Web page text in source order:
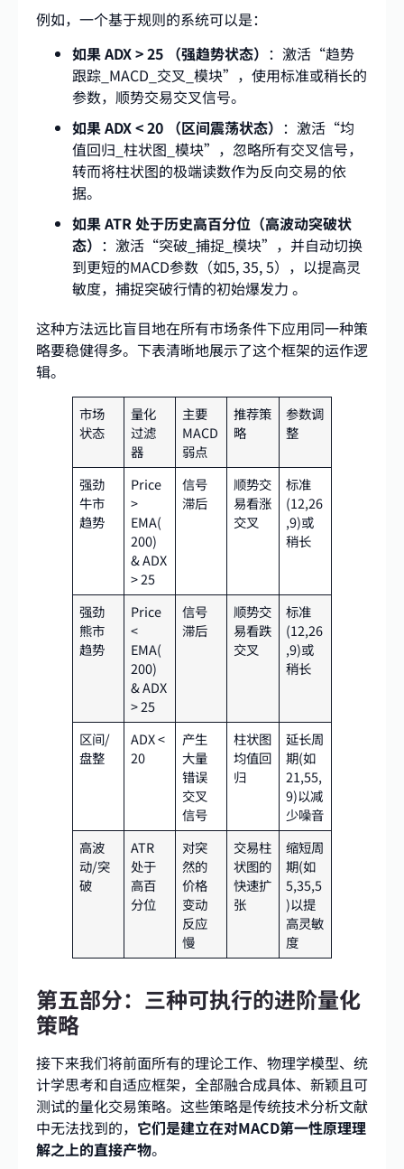
例如，一个基于规则的系统可以是：
如果 ADX > 25 （强趋势状态） ：激活“趋势
跟踪_MACD_交叉_模块”，使用标准或稍长的
参数，顺势交易交叉信号。
如果 ADX < 20 （区间震荡状态） ：激活“均
值回归_柱状图_模块”，忽略所有交叉信号，
转而将柱状图的极端读数作为反向交易的依
据。
如果 ATR 处于历史高百分位（高波动突破状
态） ：激活“突破_捕捉_模块”，并自动切换
到更短的MACD参数（如5, 35, 5），以提高灵
敏度，捕捉突破行情的初始爆发力 。
这种方法远比盲目地在所有市场条件下应用同一种策
略要稳健得多。下表清晰地展示了这个框架的运作逻
辑。
市场
状态
量化
过滤
器
主要
MACD
弱点
推荐策
略
参数调
整
强劲
牛市
趋势
Price
>
EMA(
200)
& ADX
> 25
信号
滞后
顺势交
易看涨
交叉
标准
(12,26
,9)或
稍长
强劲
熊市
趋势
Price
<
EMA(
200)
& ADX
> 25
信号
滞后
顺势交
易看跌
交叉
标准
(12,26
,9)或
稍长
区间/
盘整
ADX <
20
产生
大量
错误
交叉
信号
柱状图
均值回
归
延长周
期(如
21,55,
9)以减
少噪音
高波
动/突
破
ATR
处于
高百
分位
对突
然的
价格
变动
反应
慢
交易柱
状图的
快速扩
张
缩短周
期(如
5,35,5
)以提
高灵敏
度
第五部分：三种可执行的进阶量化
策略
接下来我们将前面所有的理论工作、物理学模型、统
计学思考和自适应框架，全部融合成具体、新颖且可
测试的量化交易策略。这些策略是传统技术分析文献
中无法找到的， 它们是建立在对MACD第一性原理理
解之上的直接产物。